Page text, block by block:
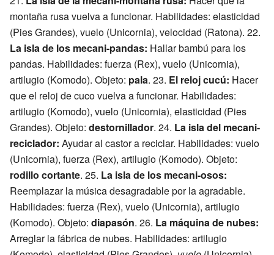
montaña rusa vuelva a funcionar. Habilidades: elasticidad
(Pies Grandes), vuelo (Unicornia), velocidad (Ratona). 22.
La isla de los mecani-pandas: Hallar bambú para los
pandas. Habilidades: fuerza (Rex), vuelo (Unicornia),
artilugio (Komodo). Objeto: pala. 23. El reloj cucú: Hacer
que el reloj de cuco vuelva a funcionar. Habilidades:
artilugio (Komodo), vuelo (Unicornia), elasticidad (Pies
Grandes). Objeto: destornillador. 24. La isla del mecani-
reciclador: Ayudar al castor a reciclar. Habilidades: vuelo
(Unicornia), fuerza (Rex), artilugio (Komodo). Objeto:
rodillo cortante. 25. La isla de los mecani-osos:
Reemplazar la música desagradable por la agradable.
Habilidades: fuerza (Rex), vuelo (Unicornia), artilugio
(Komodo). Objeto: diapasón. 26. La máquina de nubes:
Arreglar la fábrica de nubes. Habilidades: artilugio